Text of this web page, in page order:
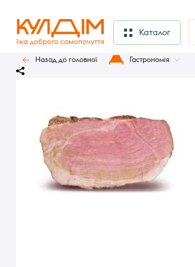
Каталог
Назад до головної Гастрономія